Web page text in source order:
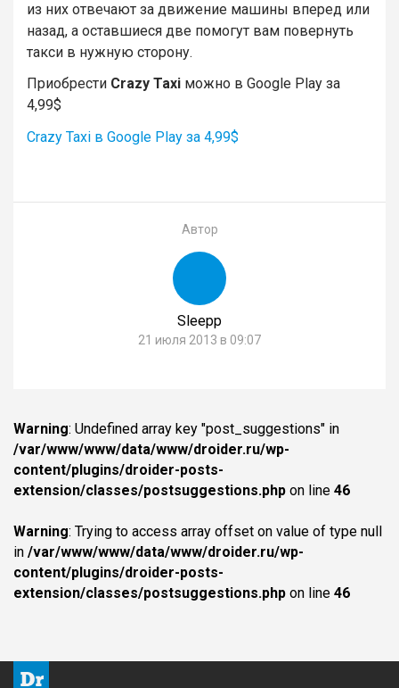
из них отвечают за движение машины вперед или
назад, а оставшиеся две помогут вам повернуть
такси в нужную сторону.
Приобрести Crazy Taxi можно в Google Play за
4,99$
Crazy Taxi в Google Play за 4,99$
Автор
Sleepp
21 июля 2013 в 09:07
Warning: Undefined array key "post_suggestions" in
/var/www/www/data/www/droider.ru/wp-
content/plugins/droider-posts-
extension/classes/postsuggestions.php on line 46
Warning: Trying to access array offset on value of type null
in /var/www/www/data/www/droider.ru/wp-
content/plugins/droider-posts-
extension/classes/postsuggestions.php on line 46